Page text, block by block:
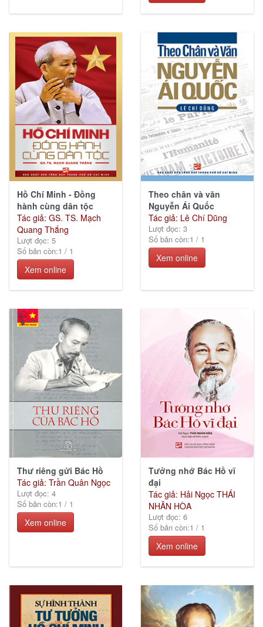
Hồ Chí Minh - Đồng
hành cùng dân tộc
Tác giả: GS. TS. Mạch
Quang Thắng
Lượt đọc: 5
Số bản còn:1 /1
Xem online
Theo chân và văn
Nguyễn Ái Quốc
Tác giả: Lê Chí Dũng
Lượt đọc: 3
Số bản còn:1 /1
Xem online
Thư riêng gửi Bác Hồ
Tác giả: Trần Quân Ngọc
Lượt đọc: 4
Số bản còn:1 /1
Xem online
Tưởng nhớ Bác Hồ vĩ
đại
Tác giả: Hải Ngọc THÁI
NHÂN HÒA
Lượt đọc: 6
Số bản còn:1 /1
Xem online